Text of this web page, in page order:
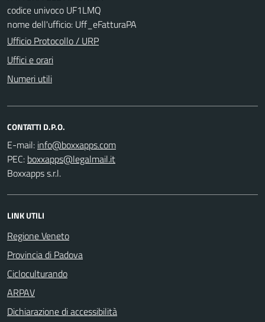
codice univoco UF1LMQ
nome dell'ufficio: Uff_eFatturaPA
Ufficio Protocollo / URP
Uffici e orari
Numeri utili
CONTATTI D.P.O.
E-mail:
PEC:
Boxxapps s.r.l.
LINK UTILI
Regione Veneto
Provincia di Padova
Cicloculturando
ARPAV
Dichiarazione di accessibilità